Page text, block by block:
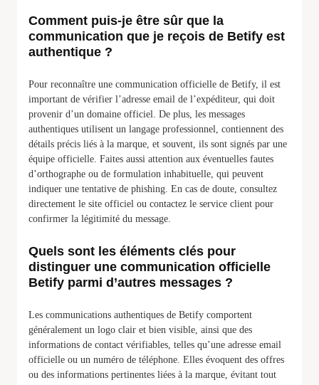
Comment puis-je être sûr que la
communication que je reçois de Betify est
authentique ?
Pour reconnaître une communication officielle de Betify, il est
important de vérifier l’adresse email de l’expéditeur, qui doit
provenir d’un domaine officiel. De plus, les messages
authentiques utilisent un langage professionnel, contiennent des
détails précis liés à la marque, et souvent, ils sont signés par une
équipe officielle. Faites aussi attention aux éventuelles fautes
d’orthographe ou de formulation inhabituelle, qui peuvent
indiquer une tentative de phishing. En cas de doute, consultez
directement le site officiel ou contactez le service client pour
confirmer la légitimité du message.
Quels sont les éléments clés pour
distinguer une communication officielle
Betify parmi d’autres messages ?
Les communications authentiques de Betify comportent
généralement un logo clair et bien visible, ainsi que des
informations de contact vérifiables, telles qu’une adresse email
officielle ou un numéro de téléphone. Elles évoquent des offres
ou des informations pertinentes liées à la marque, évitant tout